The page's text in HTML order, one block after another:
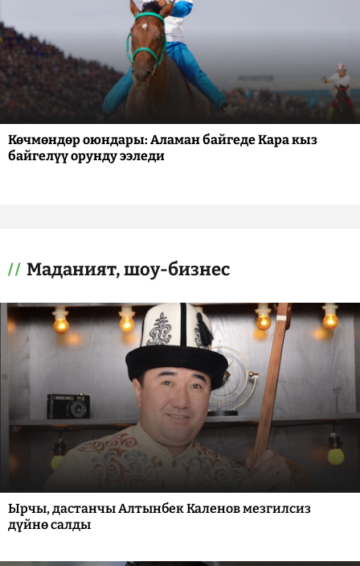
Көчмөндөр оюндары: Аламан байгеде Кара кыз
байгелүү орунду ээледи
Маданият, шоу-бизнес
Ырчы, дастанчы Алтынбек Каленов мезгилсиз
дүйнө салды